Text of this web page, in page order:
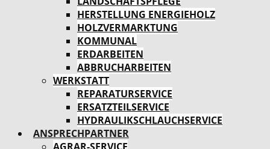
HERSTELLUNG ENERGIEHOLZ
HOLZVERMARKTUNG
KOMMUNAL
ERDARBEITEN
ABBRUCHARBEITEN
WERKSTATT
REPARATURSERVICE
ERSATZTEILSERVICE
HYDRAULIKSCHLAUCHSERVICE
ANSPRECHPARTNER